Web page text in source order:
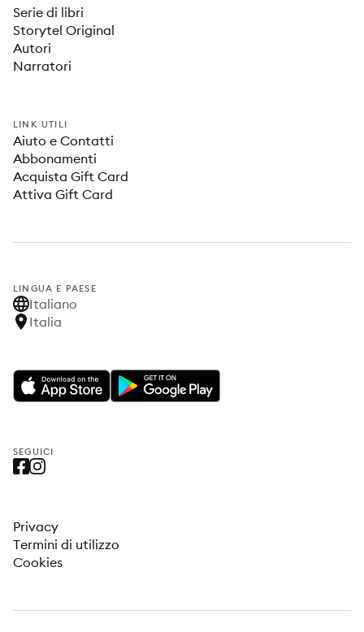
Serie di libri
Storytel Original
Autori
Narratori
LINK UTILI
Aiuto e Contatti
Abbonamenti
Acquista Gift Card
Attiva Gift Card
LINGUA E PAESE
Italiano
Italia
SEGUICI
Privacy
Termini di utilizzo
Cookies